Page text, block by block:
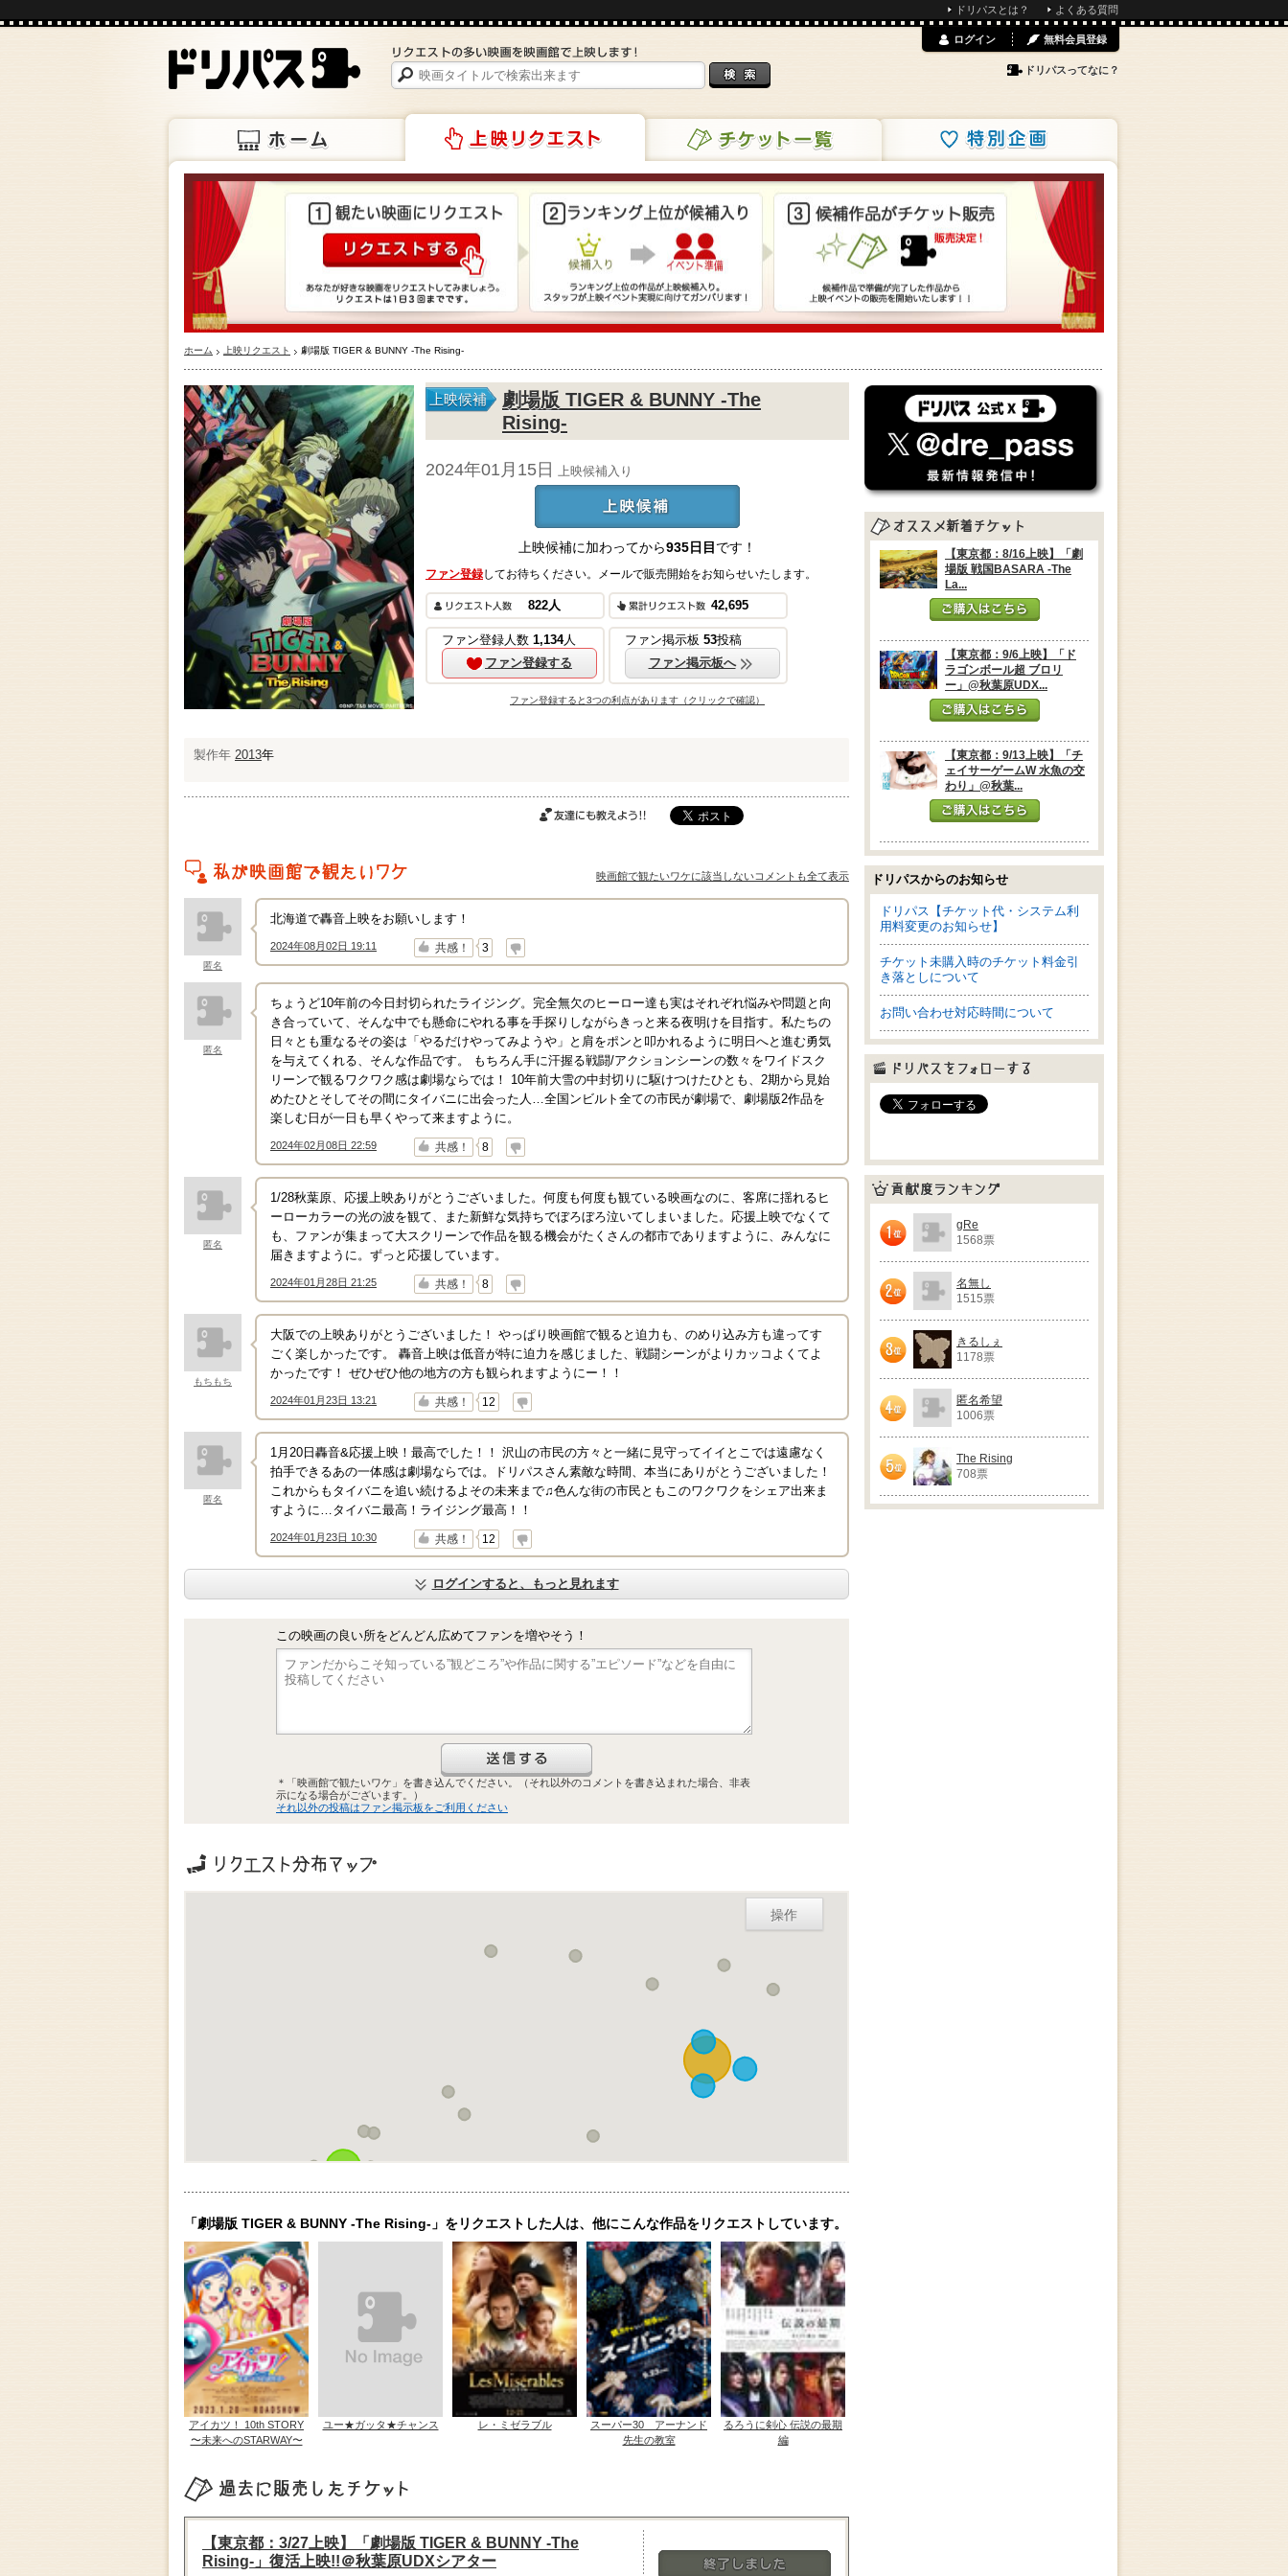
ドリパスとは？ よくある質問
チケット一覧 特別企画
ログイン 無料会員登録
ドリパスってなに？
ホーム 上映リクエスト 劇場版 TIGER & BUNNY -The Rising-
上映候補
劇場版 TIGER & BUNNY -The
Rising-
2024年01月15日 上映候補入り
上映候補
上映候補に加わってから935日目 です！
ファン登録してお待ちください。メールで販売開始をお知らせいたします。
822人 42,695
ファン登録人数 1,134人
ファン登録する
ファン掲示板 53投稿
ファン掲示板へ
ファン登録すると3つの利点があります（クリックで確認）
製作年 2013年
映画館で観たいワケに該当しないコメントも全て表示
私がこの作品を映画館で観たいワケ
匿名
北海道で轟音上映をお願いします！
2024年08月02日 19:11
↑ 共感！ 3
↓
匿名
ちょうど10年前の今日封切られたライジング。完全無欠のヒーロー達も実はそれぞれ悩みや問題と向
き合っていて、そんな中でも懸命にやれる事を手探りしながらきっと来る夜明けを目指す。私たちの
日々とも重なるその姿は「やるだけやってみようや」と肩をポンと叩かれるように明日へと進む勇気
を与えてくれる、そんな作品です。 もちろん手に汗握る戦闘/アクションシーンの数々をワイドスク
リーンで観るワクワク感は劇場ならでは！ 10年前大雪の中封切りに駆けつけたひとも、2期から見始
めたひとそしてその間にタイバニに出会った人…全国ンビルト全ての市民が劇場で、劇場版2作品を
楽しむ日が一日も早くやって来ますように。
2024年02月08日 22:59
↑ 共感！ 8
↓
匿名
1/28秋葉原、応援上映ありがとうございました。何度も何度も観ている映画なのに、客席に揺れるヒ
ーローカラーの光の波を観て、また新鮮な気持ちでぼろぼろ泣いてしまいました。応援上映でなくて
も、ファンが集まって大スクリーンで作品を観る機会がたくさんの都市でありますように、みんなに
届きますように。ずっと応援しています。
2024年01月28日 21:25
↑ 共感！ 8
↓
もちもち
大阪での上映ありがとうございました！ やっぱり映画館で観ると迫力も、のめり込み方も違ってす
ごく楽しかったです。 轟音上映は低音が特に迫力を感じました、戦闘シーンがよりカッコよくてよ
かったです！ ぜひぜひ他の地方の方も観られますようにー！！
2024年01月23日 13:21
↑ 共感！ 12
↓
匿名
1月20日轟音&応援上映！最高でした！！ 沢山の市民の方々と一緒に見守ってイイとこでは遠慮なく
拍手できるあの一体感は劇場ならでは。ドリパスさん素敵な時間、本当にありがとうございました！
これからもタイバニを追い続けるよその未来まで♫色んな街の市民ともこのワクワクをシェア出来ま
すように…タイバニ最高！ライジング最高！！
2024年01月23日 10:30
↑ 共感！ 12
↓
ログインすると、もっと見れます
この映画の良い所をどんどん広めてファンを増やそう！
＊「映画館で観たいワケ」を書き込んでください。（それ以外のコメントを書き込まれた場合、非表
示になる場合がございます。）
それ以外の投稿はファン掲示板をご利用ください
操作
「劇場版 TIGER & BUNNY -The Rising-」をリクエストした人は、他にこんな作品をリクエストしています。
アイカツ！ 10th STORY
〜未来へのSTARWAY〜
ユー★ガッタ★チャンス レ・ミゼラブル
スーパー30 アーナンド
先生の教室
るろうに剣心 伝説の最期
編
過去に販売したチケット
【東京都：3/27上映】「劇場版 TIGER & BUNNY -The
Rising-」復活上映!!＠秋葉原UDXシアター
【東京都：8/16上映】「劇
場版 戦国BASARA -The
La...
ご購入はこちら
【東京都：9/6上映】「ド
ラゴンボール超 ブロリ
ー」@秋葉原UDX...
ご購入はこちら
【東京都：9/13上映】「チ
ェイサーゲームW 水魚の交
わり」@秋葉...
ご購入はこちら
ドリパスからのお知らせ
ドリパス【チケット代・システム利
用料変更のお知らせ】
チケット未購入時のチケット料金引
き落としについて
お問い合わせ対応時間について
ドリパスをフォローする
貢献度ランキングgRe
1568票
名無し
1515票
きるしぇ
1178票
匿名希望
1006票
The Rising
708票